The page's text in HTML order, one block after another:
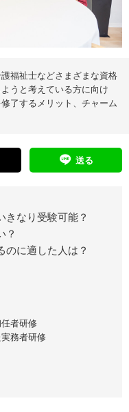
福祉士などさまざまな資格
うと考えている方に向け
了するメリット、チャーム
送る
きなり受験可能？
？
のに適した人は？
者研修
務者研修